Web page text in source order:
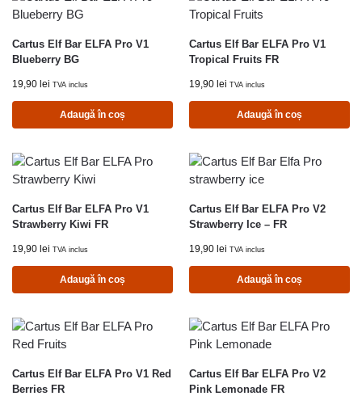
Cartus Elf Bar ELFA Pro V1
Blueberry BG
19,90 lei TVA inclus
Adaugă în coș
Cartus Elf Bar ELFA Pro V1
Tropical Fruits FR
19,90 lei TVA inclus
Adaugă în coș
Cartus Elf Bar ELFA Pro V1
Strawberry Kiwi FR
19,90 lei TVA inclus
Adaugă în coș
Cartus Elf Bar ELFA Pro V2
Strawberry Ice – FR
19,90 lei TVA inclus
Adaugă în coș
Cartus Elf Bar ELFA Pro V1 Red
Berries FR
Cartus Elf Bar ELFA Pro V2
Pink Lemonade FR